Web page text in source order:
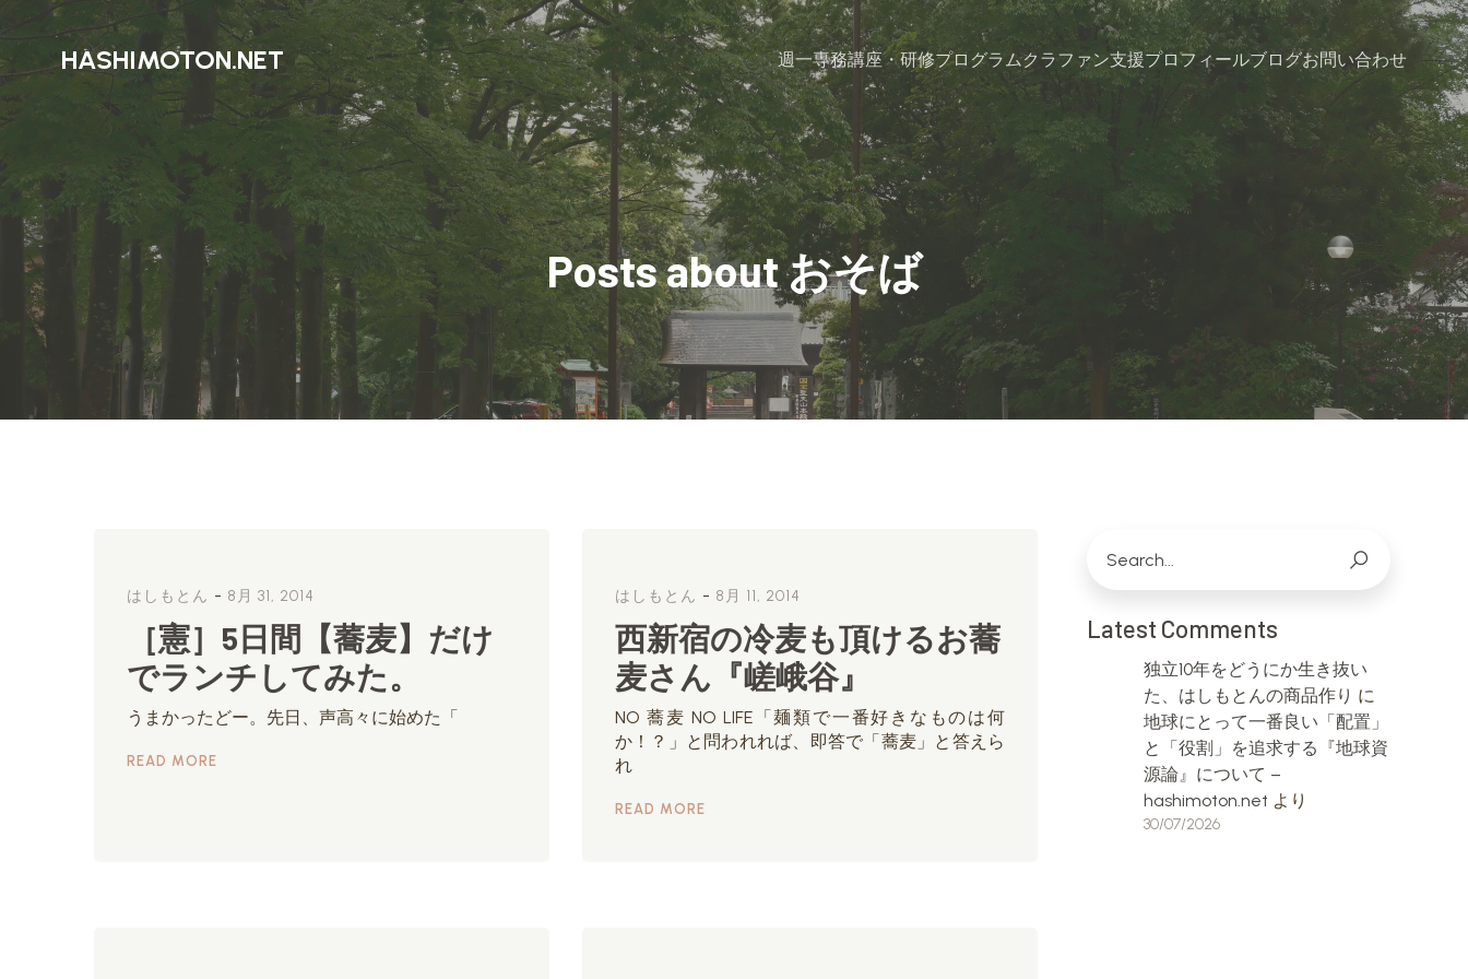
HASHIMOTON.NET 週一専務講座・研修プログラムクラファン支援プロフィールブログお問い合わせ
Posts about おそば
はしもとん - 8月 31, 2014
［憲］5日間【蕎麦】だけ
でランチしてみた。
うまかったどー。先日、声高々に始めた「
READ MORE
はしもとん - 8月 11, 2014
西新宿の冷麦も頂けるお蕎
麦さん『嵯峨谷』
NO 蕎麦 NO LIFE「麺類で一番好きなものは何
か！？」と問われれば、即答で「蕎麦」と答えら
れ
READ MORE
Latest Comments
独立10年をどうにか生き抜い
た、はしもとんの商品作り に
地球にとって一番良い「配置」
と「役割」を追求する『地球資
源論』について –
hashimoton.net より
30/07/2026